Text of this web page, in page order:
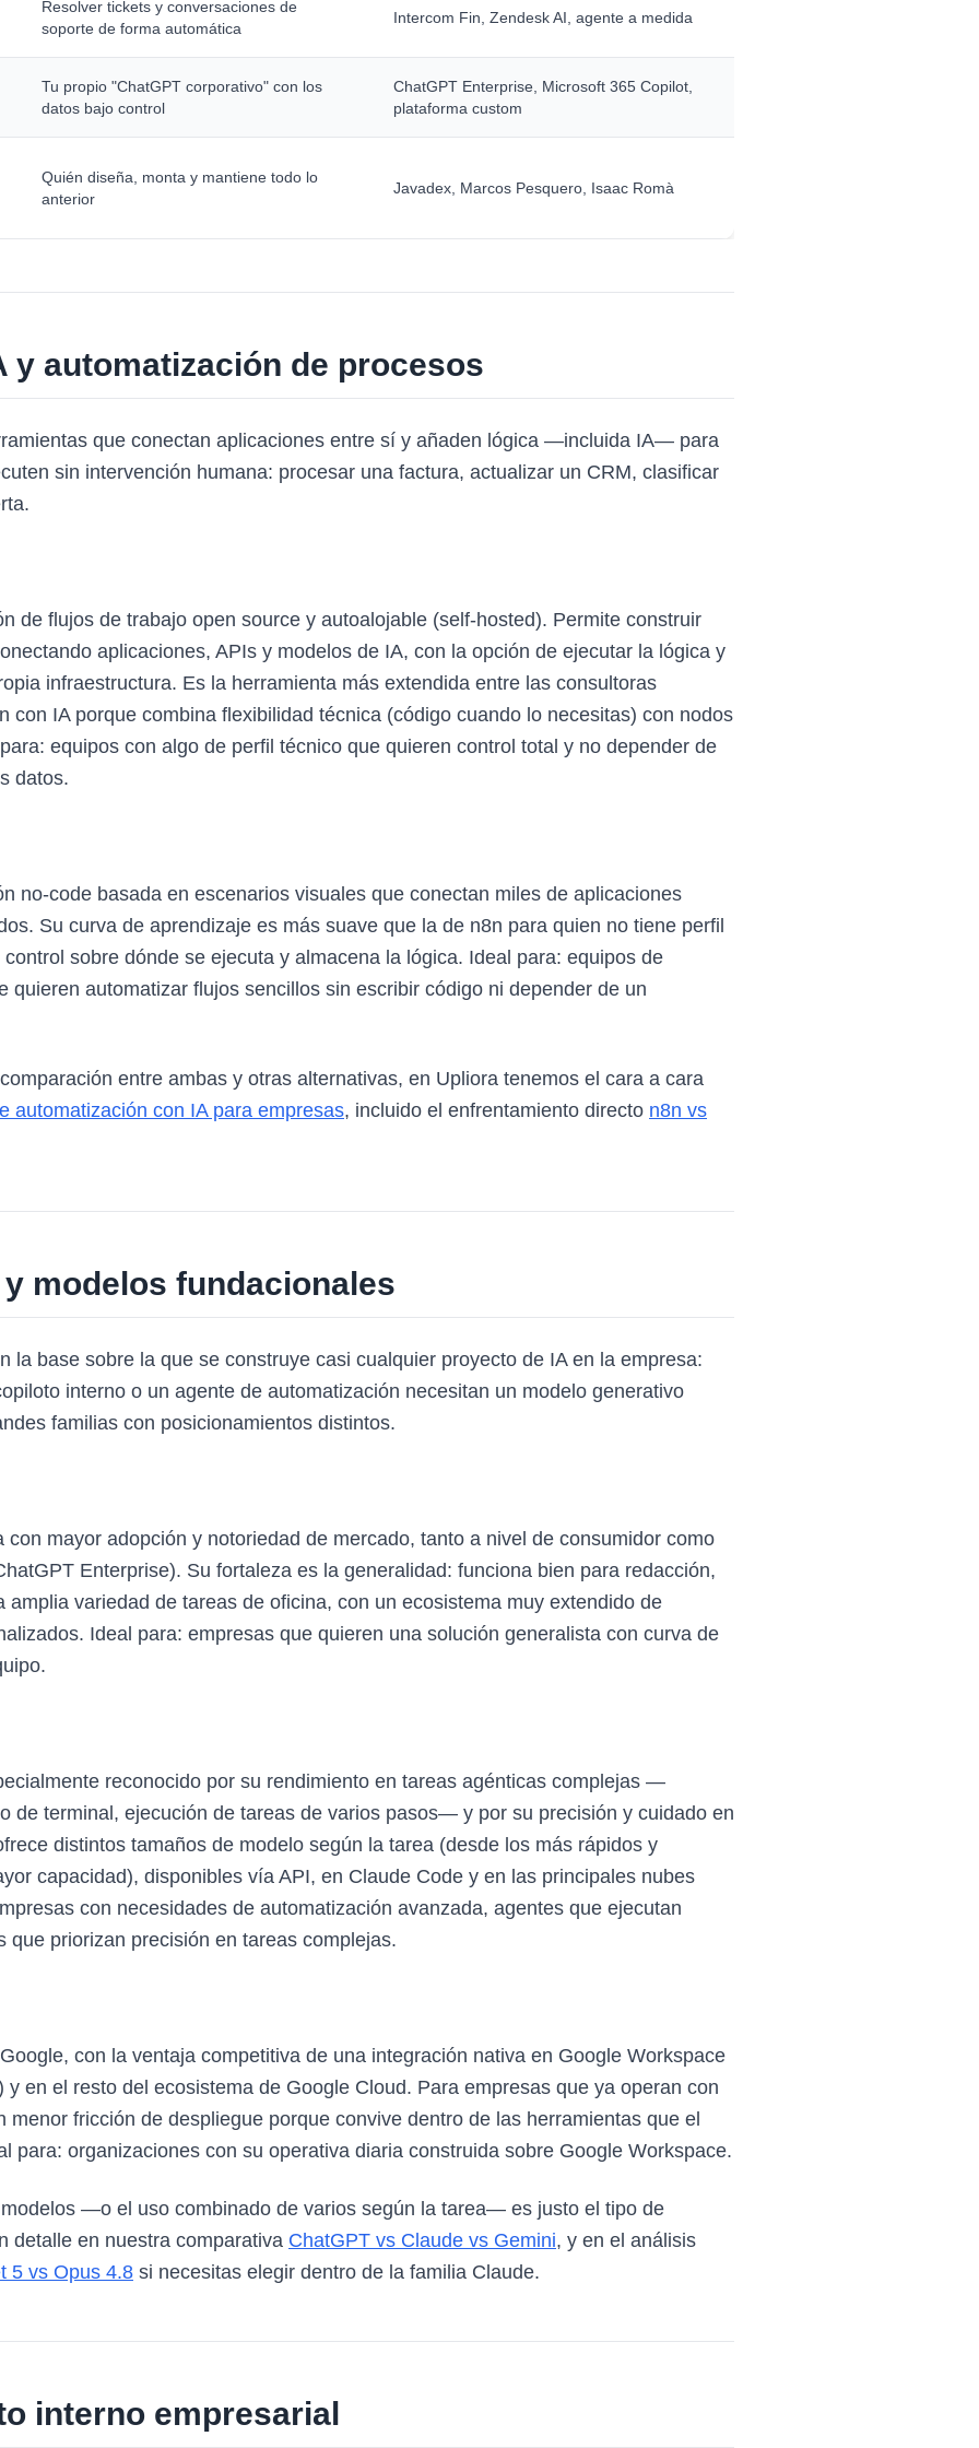
Resolver tickets y conversaciones de
soporte de forma automática
Intercom Fin, Zendesk AI, agente a medida
Tu propio "ChatGPT corporativo" con los
datos bajo control
ChatGPT Enterprise, Microsoft 365 Copilot,
plataforma custom
Quién diseña, monta y mantiene todo lo
anterior
Javadex, Marcos Pesquero, Isaac Romà
y automatización de procesos
que conectan aplicaciones entre sí y añaden lógica —incluida IA— para
sin intervención humana: procesar una factura, actualizar un CRM, clasificar
de flujos de trabajo open source y autoalojable (self-hosted). Permite construir
aplicaciones, APIs y modelos de IA, con la opción de ejecutar la lógica y
infraestructura. Es la herramienta más extendida entre las consultoras
con IA porque combina flexibilidad técnica (código cuando lo necesitas) con nodos
equipos con algo de perfil técnico que quieren control total y no depender de
datos.
no-code basada en escenarios visuales que conectan miles de aplicaciones
Su curva de aprendizaje es más suave que la de n8n para quien no tiene perfil
sobre dónde se ejecuta y almacena la lógica. Ideal para: equipos de
quieren automatizar flujos sencillos sin escribir código ni depender de un
entre ambas y otras alternativas, en Upliora tenemos el cara a cara
automatización con IA para empresas, incluido el enfrentamiento directo n8n vs
modelos fundacionales
la base sobre la que se construye casi cualquier proyecto de IA en la empresa:
interno o un agente de automatización necesitan un modelo generativo
familias con posicionamientos distintos.
con mayor adopción y notoriedad de mercado, tanto a nivel de consumidor como
Enterprise). Su fortaleza es la generalidad: funciona bien para redacción,
amplia variedad de tareas de oficina, con un ecosistema muy extendido de
Ideal para: empresas que quieren una solución generalista con curva de
reconocido por su rendimiento en tareas agénticas complejas —
de terminal, ejecución de tareas de varios pasos— y por su precisión y cuidado en
distintos tamaños de modelo según la tarea (desde los más rápidos y
capacidad), disponibles vía API, en Claude Code y en las principales nubes
con necesidades de automatización avanzada, agentes que ejecutan
que priorizan precisión en tareas complejas.
con la ventaja competitiva de una integración nativa en Google Workspace
en el resto del ecosistema de Google Cloud. Para empresas que ya operan con
menor fricción de despliegue porque convive dentro de las herramientas que el
para: organizaciones con su operativa diaria construida sobre Google Workspace.
—o el uso combinado de varios según la tarea— es justo el tipo de
detalle en nuestra comparativa ChatGPT vs Claude vs Gemini, y en el análisis
5 vs Opus 4.8 si necesitas elegir dentro de la familia Claude.
interno empresarial